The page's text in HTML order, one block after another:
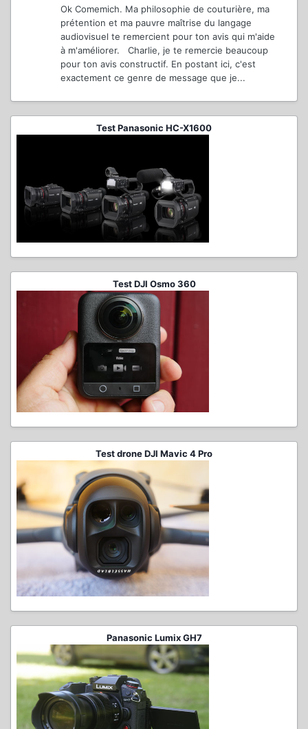
Ok Comemich. Ma philosophie de couturière, ma
prétention et ma pauvre maîtrise du langage
audiovisuel te remercient pour ton avis qui m'aide
à m'améliorer. Charlie, je te remercie beaucoup
pour ton avis constructif. En postant ici, c'est
exactement ce genre de message que je...
Test Panasonic HC-X1600
Test DJI Osmo 360
Test drone DJI Mavic 4 Pro
Panasonic Lumix GH7